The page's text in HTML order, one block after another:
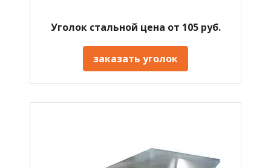
Уголок стальной цена от 105 руб.
заказать уголок